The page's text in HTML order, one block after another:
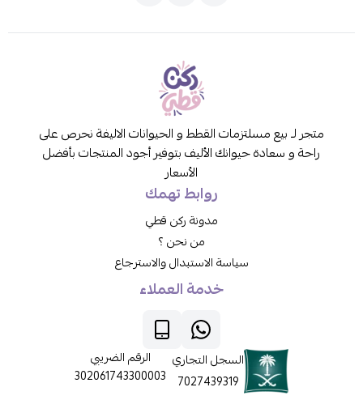
متجر لـ بيع مسلتزمات القطط و الحيوانات الاليفة نحرص على
راحة و سعادة حيوانك الأليف بتوفير أجود المنتجات بأفضل
الأسعار
روابط تهمك
مدونة ركن قطي
من نحن ؟
سياسة الاستبدال والاسترجاع
خدمة العملاء
السجل التجاري
7027439319
الرقم الضريبي
302061743300003